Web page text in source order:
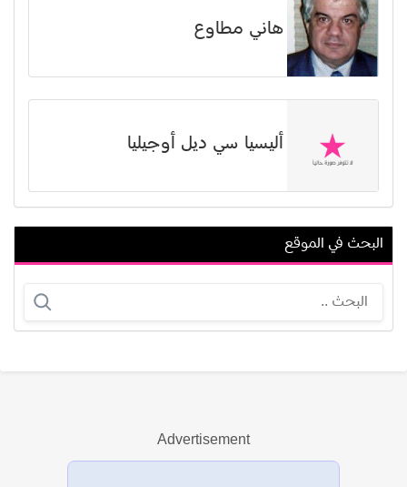
هاني مطاوع
أليسيا سي ديل أوجيليا
سهام أبو العز
عرض الكل
البحث في الموقع
Advertisement